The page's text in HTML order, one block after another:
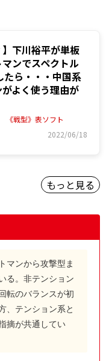
】下川裕平が単板
ンでスペクトル
たら・・・中国系
よく使う理由が
《戦型》表ソフト
2022/06/18
もっと見る
マンから攻撃型ま
る。非テンション
転のバランスが初
、テンション系と
摘が共通してい